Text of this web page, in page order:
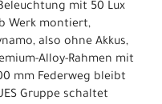
mit 50 Lux
Werk montiert,
also ohne Akkus,
Alloy-Rahmen mit
mm Federweg bleibt
Gruppe schaltet